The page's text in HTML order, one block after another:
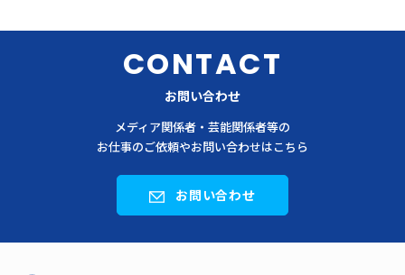
CONTACT
お問い合わせ
メディア関係者・芸能関係者等の
お仕事のご依頼やお問い合わせはこちら
お問い合わせ